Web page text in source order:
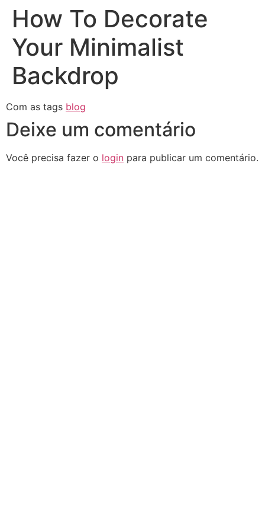
How To Decorate
Your Minimalist
Backdrop
Com as tags blog
Deixe um comentário
Você precisa fazer o login para publicar um comentário.